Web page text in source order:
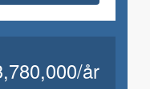
år